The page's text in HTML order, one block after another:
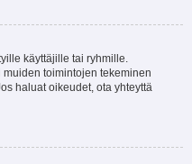
käyttäjille tai ryhmille.
toimintojen tekeminen
haluat oikeudet, ota yhteyttä